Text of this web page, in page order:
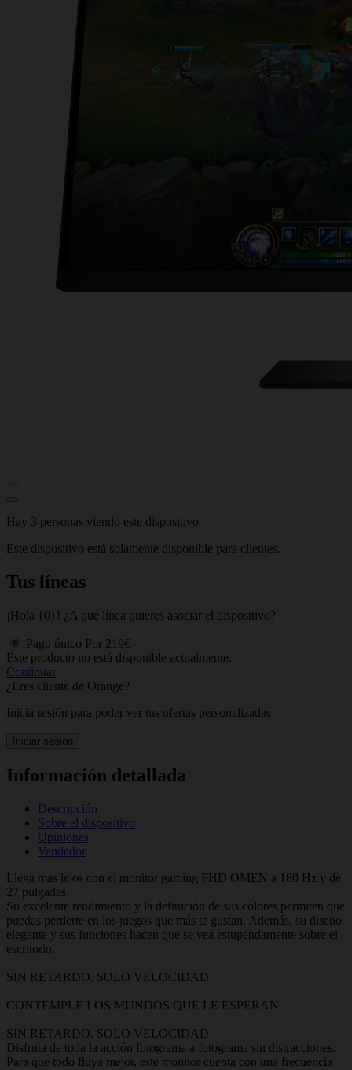
Hay 3 personas viendo este dispositivo
Este dispositivo está solamente disponible para clientes.
Tus líneas
¡Hola {0}! ¿A qué línea quieres asociar el dispositivo?
Pago único Por 219€
Este producto no está disponible actualmente.
Continuar
¿Eres cliente de Orange?
Inicia sesión para poder ver tus ofertas personalizadas
Iniciar sesión
Información detallada
Descripción
Sobre el dispositivo
Opiniones
Vendedor
Llega más lejos con el monitor gaming FHD OMEN a 180 Hz y de
27 pulgadas.
Su excelente rendimiento y la definición de sus colores permiten que
puedas perderte en los juegos que más te gustan. Además, su diseño
elegante y sus funciones hacen que se vea estupendamente sobre el
escritorio.
SIN RETARDO. SOLO VELOCIDAD.
CONTEMPLE LOS MUNDOS QUE LE ESPERAN
SIN RETARDO. SOLO VELOCIDAD.
Disfruta de toda la acción fotograma a fotograma sin distracciones.
Para que todo fluya mejor, este monitor cuenta con una frecuencia